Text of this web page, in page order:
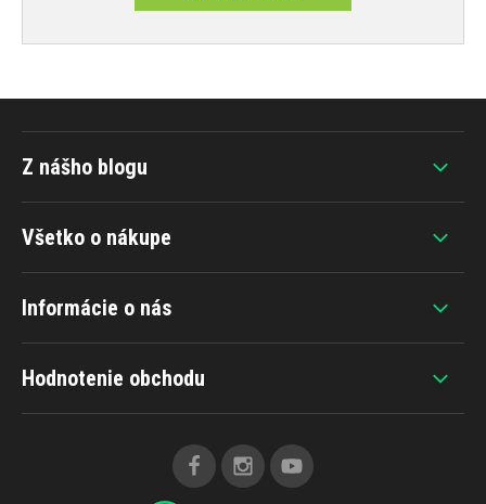
Všetko o nákupe
Informácie o nás
Hodnotenie obchodu
Z nášho blogu